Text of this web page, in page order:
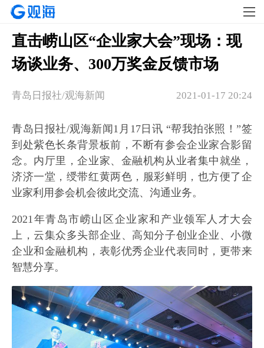
直击崂山区“企业家大会”现场：现
场谈业务、300万奖金反馈市场
2021-01-17 20:24
青岛日报社/观海新闻
青岛日报社/观海新闻1月17日讯 “帮我拍张照！”签
到处紫色长条背景板前，不断有参会企业家合影留
念。内厅里，企业家、金融机构从业者集中就坐，
济济一堂，绶带红黄两色，服彩鲜明，也方便了企
业家利用参会机会彼此交流、沟通业务。
2021年青岛市崂山区企业家和产业领军人才大会
上，云集众多头部企业、高知分子创业企业、小微
企业和金融机构，表彰优秀企业代表同时，更带来
智慧分享。